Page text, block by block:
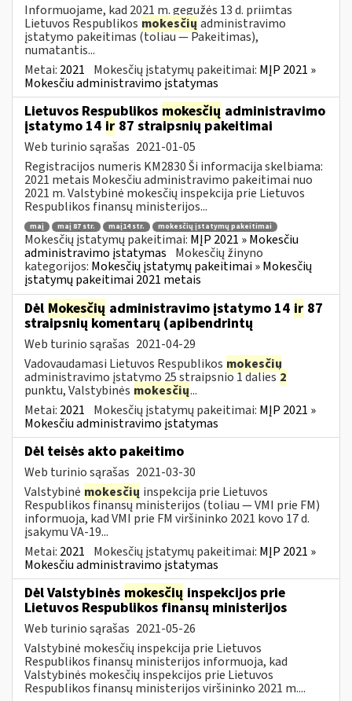
Informuojame, kad 2021 m. gegužės 13 d. priimtas
Lietuvos Respublikos mokesčių administravimo
įstatymo pakeitimas (toliau — Pakeitimas),
numatantis...
Metai: 2021 Mokesčių įstatymų pakeitimai: MĮP 2021 »
Mokesčiu administravimo įstatymas
Lietuvos Respublikos mokesčių administravimo
įstatymo 14 ir 87 straipsnių pakeitimai
Web turinio sąrašas 2021-01-05
Registracijos numeris KM2830 Ši informacija skelbiama:
2021 metais Mokesčiu administravimo pakeitimai nuo
2021 m. Valstybinė mokesčių inspekcija prie Lietuvos
Respublikos finansų ministerijos...
maį maį 87 str. maį14 str. mokesčių įstatymų pakeitimai
Mokesčių įstatymų pakeitimai: MĮP 2021 » Mokesčiu
administravimo įstatymas Mokesčių žinyno
kategorijos: Mokesčių įstatymų pakeitimai » Mokesčių
įstatymų pakeitimai 2021 metais
Dėl Mokesčių administravimo įstatymo 14 ir 87
straipsnių komentarų (apibendrintų
Web turinio sąrašas 2021-04-29
Vadovaudamasi Lietuvos Respublikos mokesčių
administravimo įstatymo 25 straipsnio 1 dalies2
punktu, Valstybinės mokesčių...
Metai: 2021 Mokesčių įstatymų pakeitimai: MĮP 2021 »
Mokesčiu administravimo įstatymas
Dėl teisės akto pakeitimo
Web turinio sąrašas 2021-03-30
Valstybinė mokesčių inspekcija prie Lietuvos
Respublikos finansų ministerijos (toliau ― VMI prie FM)
informuoja, kad VMI prie FM viršininko 2021 kovo 17 d.
įsakymu VA-19...
Metai: 2021 Mokesčių įstatymų pakeitimai: MĮP 2021 »
Mokesčiu administravimo įstatymas
Dėl Valstybinės mokesčių inspekcijos prie
Lietuvos Respublikos finansų ministerijos
Web turinio sąrašas 2021-05-26
Valstybinė mokesčių inspekcija prie Lietuvos
Respublikos finansų ministerijos informuoja, kad
Valstybinės mokesčių inspekcijos prie Lietuvos
Respublikos finansų ministerijos viršininko 2021 m....